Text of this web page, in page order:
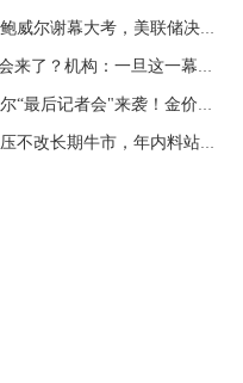
博弈，实时指导， 关注老
mp.cnfol.com/user/58676
手机网： 老师好，金现在
超级央行周启幕：鲍威尔谢幕大考，美联储决议或...
黄金大跌11%后机会来了？机构：一旦这一幕出现...
【黄金收评】鲍威尔“最后记者会"来袭！金价失...
机构：金价短期承压不改长期牛市，年内料站稳50...